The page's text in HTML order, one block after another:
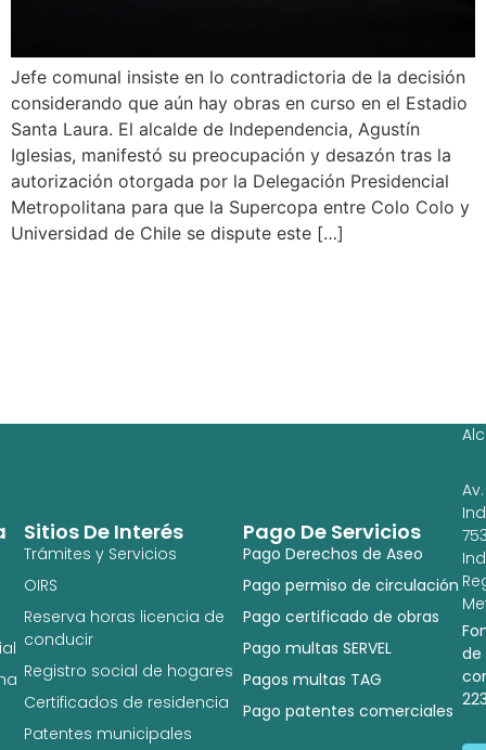
Jefe comunal insiste en lo contradictoria de la decisión
considerando que aún hay obras en curso en el Estadio
Santa Laura. El alcalde de Independencia, Agustín
Iglesias, manifestó su preocupación y desazón tras la
autorización otorgada por la Delegación Presidencial
Metropolitana para que la Supercopa entre Colo Colo y
Universidad de Chile se dispute este […]
Pago De Servicios
Pago Derechos de Aseo
Pago permiso de circulación
Pago certificado de obras
Pago multas SERVEL
Pagos multas TAG
Pago patentes comerciales
Sitios De Interés
Trámites y Servicios
OIRS
Reserva horas licencia de
conducir
Registro social de hogares
Certificados de residencia
Patentes municipales
Av.
de